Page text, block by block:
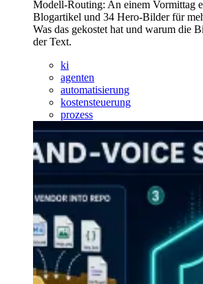
Modell-Routing: An einem Vormittag
Blogartikel und 34 Hero-Bilder für
Was das gekostet hat und warum die
der Text.
ki
agenten
automatisierung
kostensteuerung
prozess